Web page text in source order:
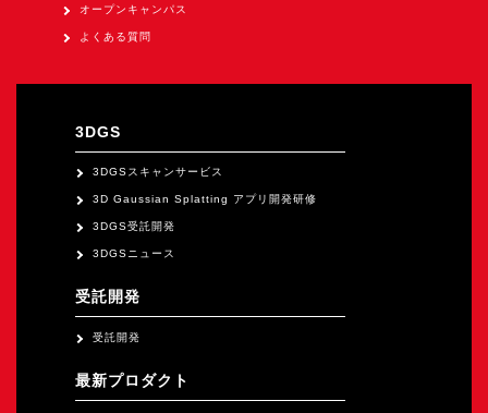
オンライン
オープンキャンパス
よくある質問
3DGS
3DGSスキャンサービス
3D Gaussian Splatting アプリ開発研修
3DGS受託開発
3DGSニュース
受託開発
受託開発
最新プロダクト